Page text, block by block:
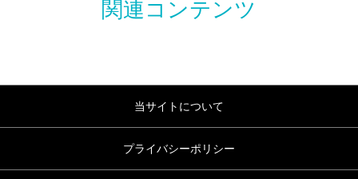
当サイトについて
プライバシーポリシー